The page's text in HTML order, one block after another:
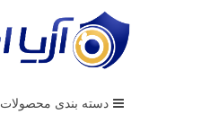
دسته بندی محصولات